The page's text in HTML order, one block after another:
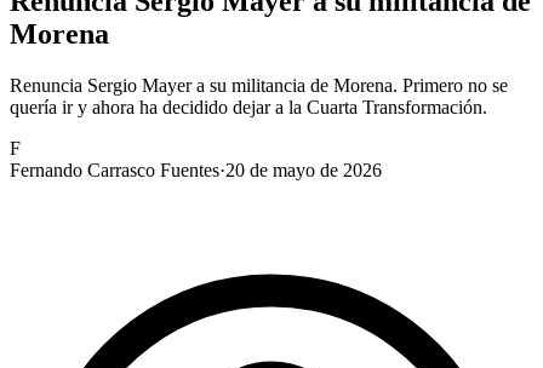
Morena
Renuncia Sergio Mayer a su militancia de Morena. Primero no se
quería ir y ahora ha decidido dejar a la Cuarta Transformación.
F
Fernando Carrasco Fuentes·20 de mayo de 2026